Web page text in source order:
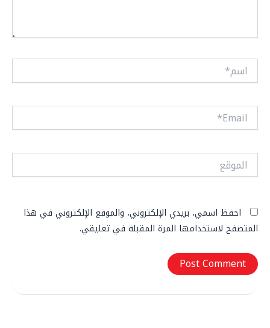
اسم*
Email*
الموقع
احفظ اسمي، بريدي الإلكتروني، والموقع الإلكتروني في هذا
المتصفح لاستخدامها المرة المقبلة في تعليقي.